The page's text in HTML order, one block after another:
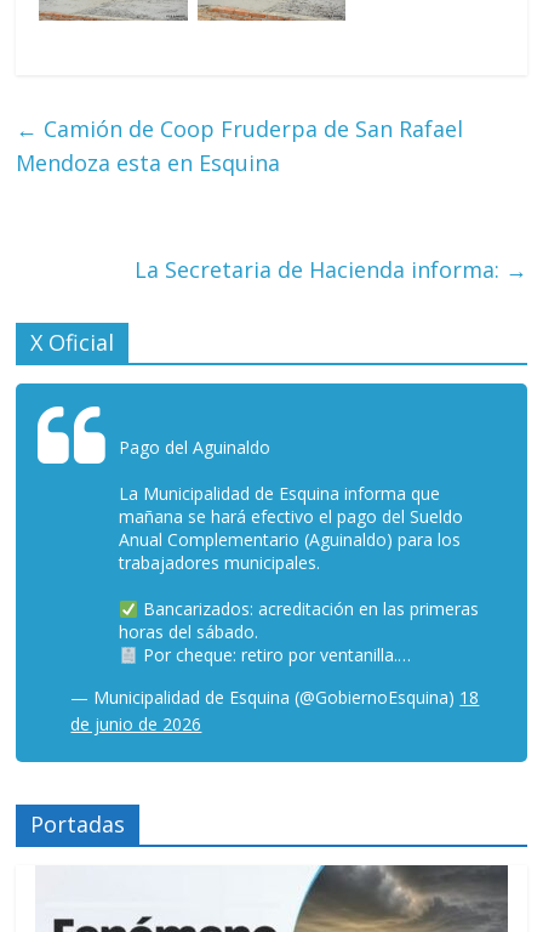
← Camión de Coop Fruderpa de San Rafael
Mendoza esta en Esquina
La Secretaria de Hacienda informa: →
X Oficial
Pago del Aguinaldo
La Municipalidad de Esquina informa que
mañana se hará efectivo el pago del Sueldo
Anual Complementario (Aguinaldo) para los
trabajadores municipales.
Bancarizados: acreditación en las primeras
horas del sábado.
Por cheque: retiro por ventanilla.…
— Municipalidad de Esquina (@GobiernoEsquina) 18
de junio de 2026
Portadas